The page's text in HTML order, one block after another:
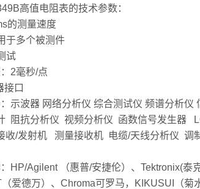
高值电阻表的技术参数：
的测量速度
于多个被测件
试
2毫秒/点
接口
示波器 网络分析仪 综合测试仪 频谱分析
阻抗分析仪 视频分析仪 函数信号发生器
收/发射机 测量接收机 电缆/天线分析仪 调
HP/Agilent （惠普/安捷伦）、Tektronix(泰
爱德万）、Chroma可罗马，KIKUSUI（